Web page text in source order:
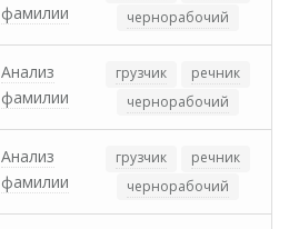
фамилии
чернорабочий
Анализ
фамилии
грузчик
речник
чернорабочий
Анализ
фамилии
грузчик
речник
чернорабочий